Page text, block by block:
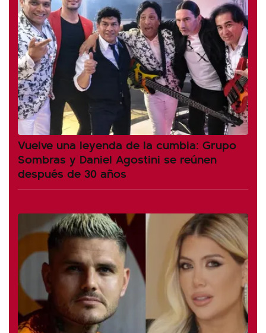
Vuelve una leyenda de la cumbia: Grupo
Sombras y Daniel Agostini se reúnen
después de 30 años